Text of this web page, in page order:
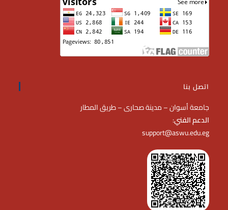
اتصل بنا
جامعة أسوان – مدينة صحارى – طريق المطار
:الدعم الفني
support@aswu.edu.eg